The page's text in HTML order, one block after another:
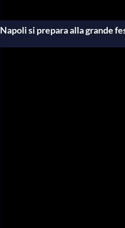
Napoli si prepara alla grande